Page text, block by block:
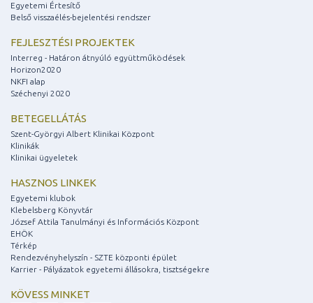
Egyetemi Értesítő
Belső visszaélés-bejelentési rendszer
FEJLESZTÉSI PROJEKTEK
Interreg - Határon átnyúló együttműködések
Horizon2020
NKFI alap
Széchenyi 2020
BETEGELLÁTÁS
Szent-Györgyi Albert Klinikai Központ
Klinikák
Klinikai ügyeletek
HASZNOS LINKEK
Egyetemi klubok
Klebelsberg Könyvtár
József Attila Tanulmányi és Információs Központ
EHÖK
Térkép
Rendezvényhelyszín - SZTE központi épület
Karrier - Pályázatok egyetemi állásokra, tisztségekre
KÖVESS MINKET